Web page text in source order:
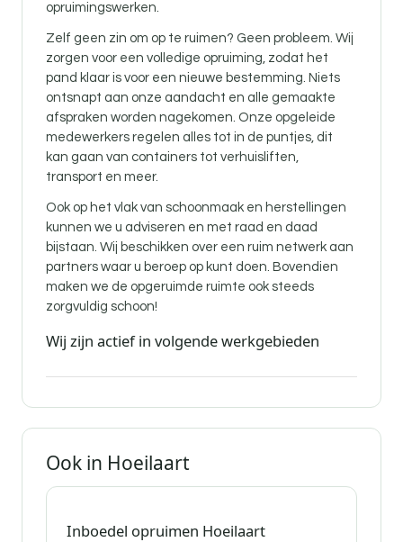
opruimingswerken.
Zelf geen zin om op te ruimen? Geen probleem. Wij
zorgen voor een volledige opruiming, zodat het
pand klaar is voor een nieuwe bestemming. Niets
ontsnapt aan onze aandacht en alle gemaakte
afspraken worden nagekomen. Onze opgeleide
medewerkers regelen alles tot in de puntjes, dit
kan gaan van containers tot verhuisliften,
transport en meer.
Ook op het vlak van schoonmaak en herstellingen
kunnen we u adviseren en met raad en daad
bijstaan. Wij beschikken over een ruim netwerk aan
partners waar u beroep op kunt doen. Bovendien
maken we de opgeruimde ruimte ook steeds
zorgvuldig schoon!
Wij zijn actief in volgende werkgebieden
Ook in Hoeilaart
Inboedel opruimen Hoeilaart